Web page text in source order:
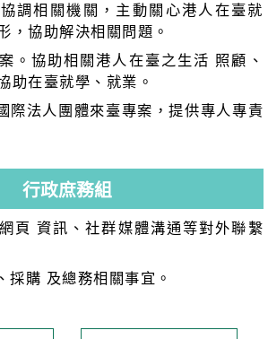
調相關機關，主動關心港人在臺就
，協助解決相關問題。
。協助相關港人在臺之生活 照顧、
助在臺就學、就業。
際法人團體來臺專案，提供專人專責
行政庶務組
頁 資訊、社群媒體溝通等對外聯繫
採購 及總務相關事宜。